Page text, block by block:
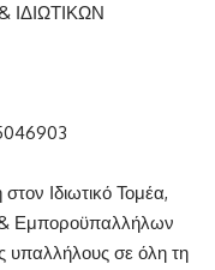
Ιδιωτικό Τομέα,
& Εμποροϋπαλλήλων
υπαλλήλους σε όλη τη